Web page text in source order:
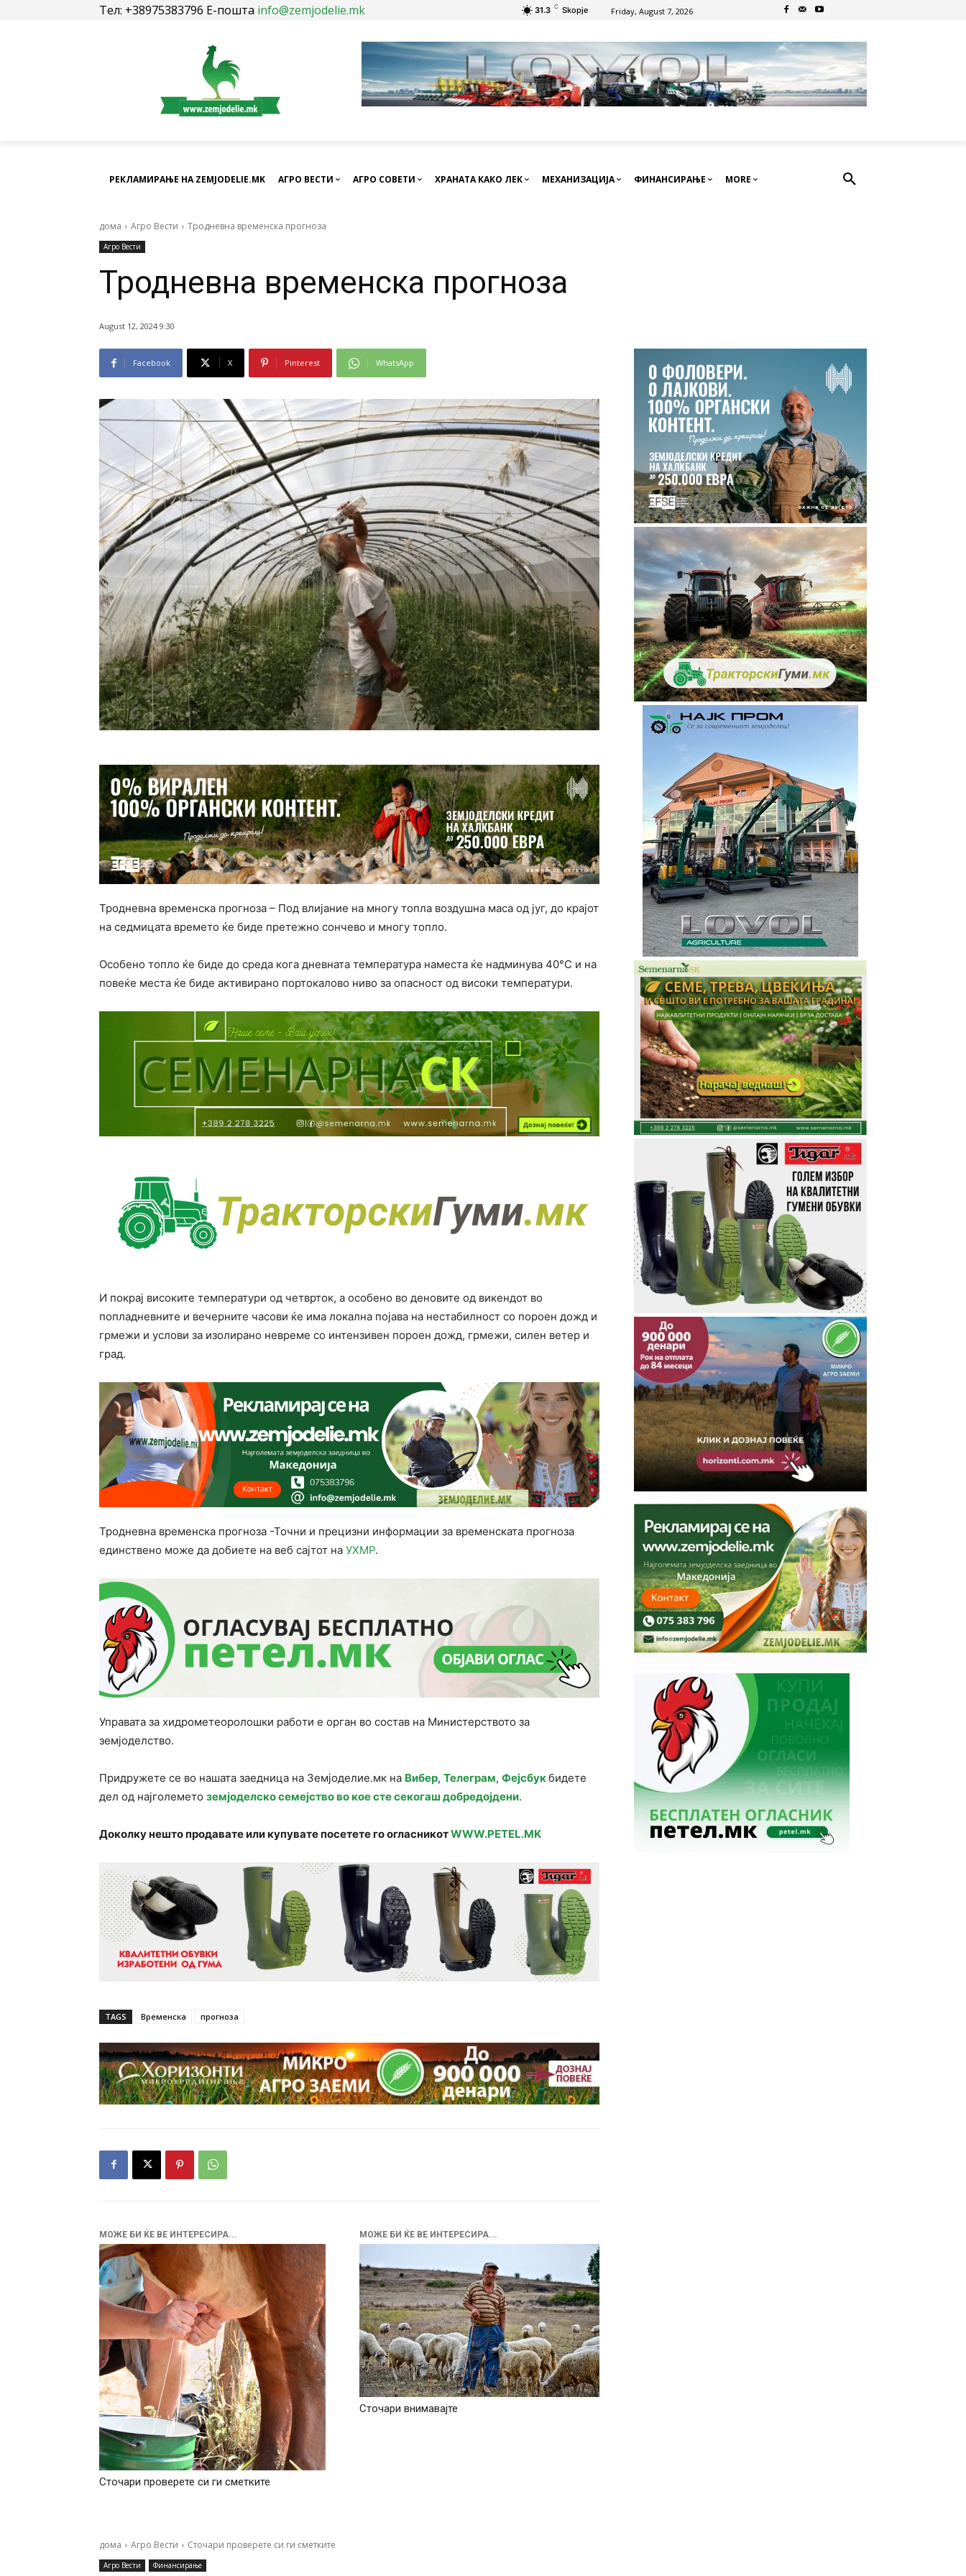
Тел: +38975383796 Е-пошта info@zemjodelie.mk 31.3 C Skopje Friday, August 7, 2026
РЕКЛАМИРАЊЕ НА ZEMJODELIE.MK АГРО ВЕСТИ АГРО СОВЕТИ ХРАНАТА КАКО ЛЕК МЕХАНИЗАЦИЈА ФИНАНСИРАЊЕ MORE
дома Агро Вести Тродневна временска прогноза
Агро Вести
Тродневна временска прогноза
August 12, 2024 9:30
Facebook X Pinterest WhatsApp
Тродневна временска прогноза – Под влијание на многу топла воздушна маса од југ, до крајот
на седмицата времето ќе биде претежно сончево и многу топло.
Особено топло ќе биде до среда кога дневната температура наместа ќе надминува 40°C и на
повеќе места ќе биде активирано портокалово ниво за опасност од високи температури.
И покрај високите температури од четврток, а особено во деновите од викендот во
попладневните и вечерните часови ќе има локална појава на нестабилност со пороен дожд и
грмежи и услови за изолирано невреме со интензивен пороен дожд, грмежи, силен ветер и
град.
Тродневна временска прогноза -Точни и прецизни информации за временската прогноза
единствено може да добиете на веб сајтот на УХМР.
Управата за хидрометеоролошки рабoти е орган во состав на Министерството за
земјоделство.
Придружете се во нашата заедница на Земјоделие.мк на Вибер, Телеграм, Фејсбукбидете
дел од најголемето земјоделско семејство во кое сте секогаш добредојдени.
Доколку нешто продавате или купувате посетете го огласникотWWW.PETEL.MK
TAGS Временска прогноза
МОЖЕ БИ ЌЕ ВЕ ИНТЕРЕСИРА...
Сточари проверете си ги сметките
МОЖЕ БИ ЌЕ ВЕ ИНТЕРЕСИРА...
Сточари внимавајте